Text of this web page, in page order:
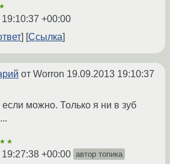
+00:00
Ссылка
от Worron 19.09.2013 19:10:37
можно. Только я ни в зуб
+00:00 автор топика